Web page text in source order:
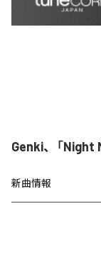
Genki、「Night
新曲情報